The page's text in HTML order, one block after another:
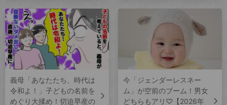
義母「あなたたち、時代は
令和よ！」子どもの名前を
めぐり大揉め！切迫早産の
今「ジェンダーレスネー
ム」が空前のブーム！男女
どちらもアリ♡【2026年